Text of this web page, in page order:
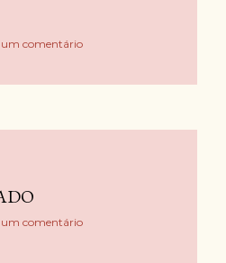
um comentário
um comentário